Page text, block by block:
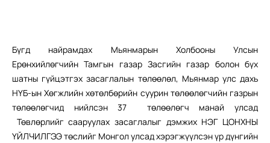
Бүгд найрамдах Мьянмарын Холбооны Улсын
Ерөнхийлөгчийн Тамгын газар Засгийн газар болон бүх
шатны гүйцэтгэх засаглалын төлөөлөл, Мьянмар улс дахь
НҮБ-ын Хөгжлийн хөтөлбөрийн суурин төлөөлөгчийн газрын
төлөөлөгчид нийлсэн 37 төлөөлөгч манай улсад
Төвлөрлийг сааруулах засаглалыг дэмжих НЭГ ЦОНХНЫ
ҮЙЛЧИЛГЭЭ төслийг Монгол улсад хэрэгжүүлсэн үр дүнгийн